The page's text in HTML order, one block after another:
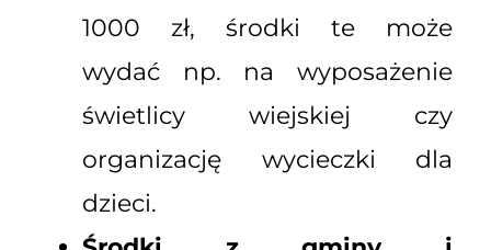
1000 zł, środki te może
wydać np. na wyposażenie
świetlicy wiejskiej czy
organizację wycieczki dla
dzieci.